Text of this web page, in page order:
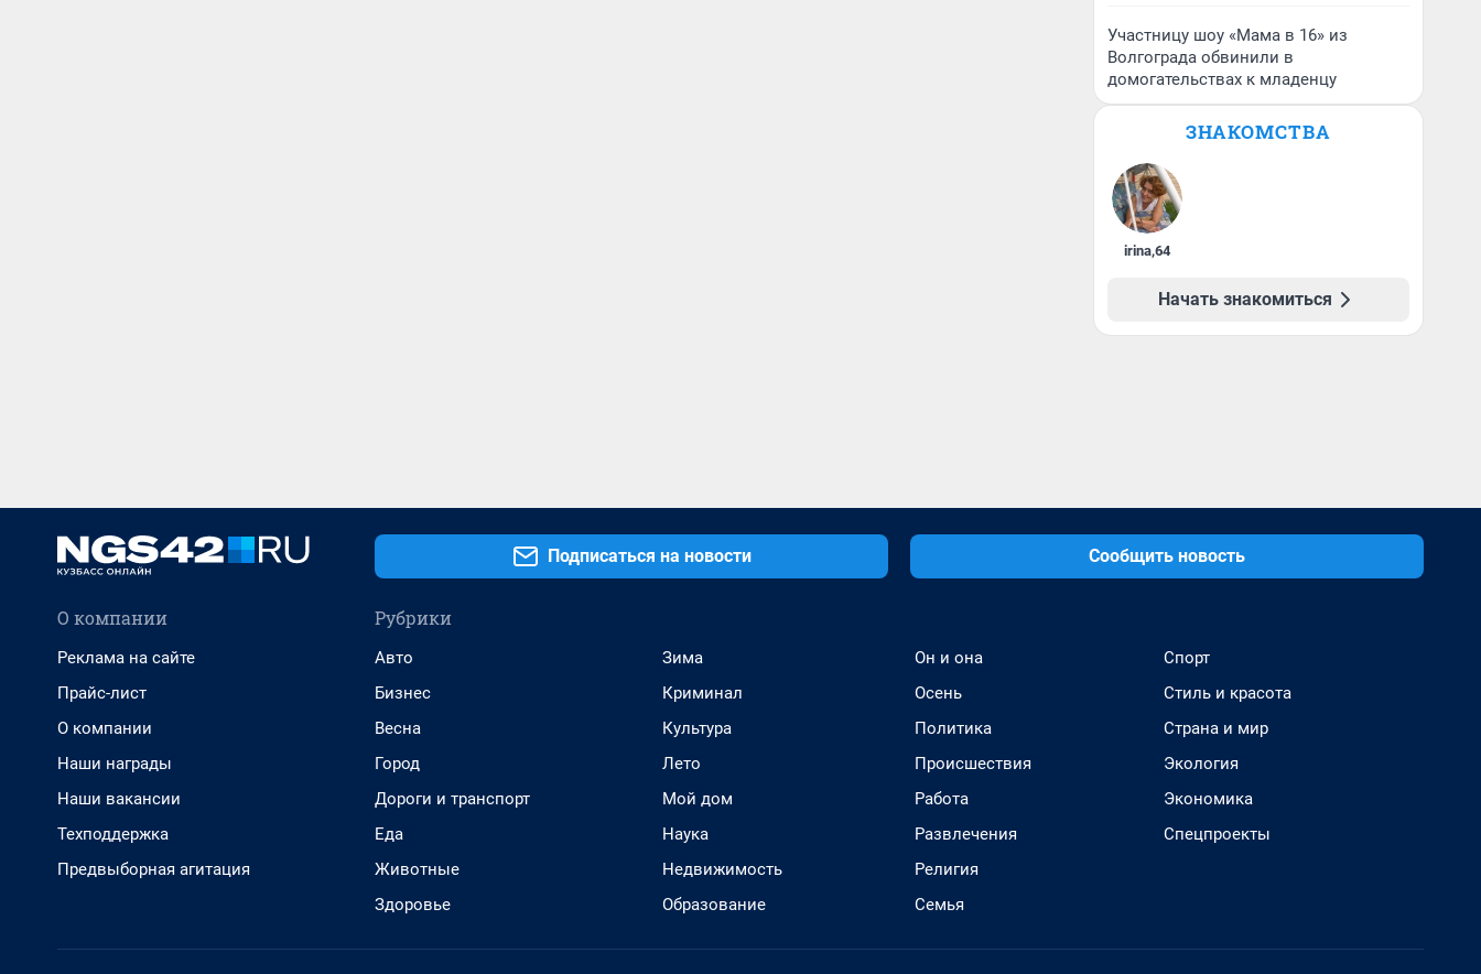
Участницу шоу «Мама в 16» из
Волгограда обвинили в
домогательствах к младенцу
ЗНАКОМСТВА
irina,64
Начать знакомиться
Подписаться на новости Сообщить новость
О компании
Реклама на сайте
Прайс-лист
О компании
Наши награды
Наши вакансии
Техподдержка
Предвыборная агитация
Рубрики
Авто
Бизнес
Весна
Город
Дороги и транспорт
Еда
Животные
Здоровье
Зима
Криминал
Культура
Лето
Мой дом
Наука
Недвижимость
Образование
Он и она
Осень
Политика
Происшествия
Работа
Развлечения
Религия
Семья
Спорт
Стиль и красота
Страна и мир
Экология
Экономика
Спецпроекты